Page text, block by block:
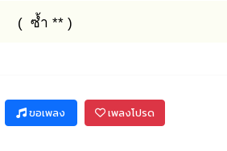
( ซ้ำ ** )
ขอเพลง เพลงโปรด